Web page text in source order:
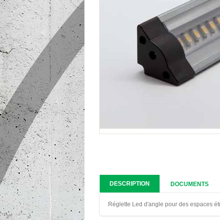
DESCRIPTION DOCUMENTS
Réglette Led d'angle pour des espaces